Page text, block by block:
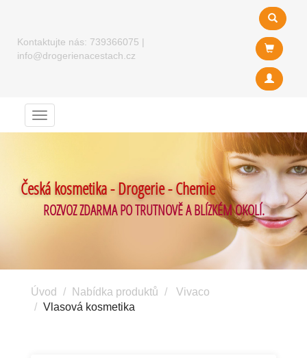
Kontaktujte nás: 739366075 |
info@drogerienacestach.cz
Menu
Česká kosmetika - Drogerie - Chemie
ROZVOZ ZDARMA PO TRUTNOVĚ A BLÍZKÉM OKOLÍ.
Úvod Nabídka produktů
Vivaco
Vlasová kosmetika